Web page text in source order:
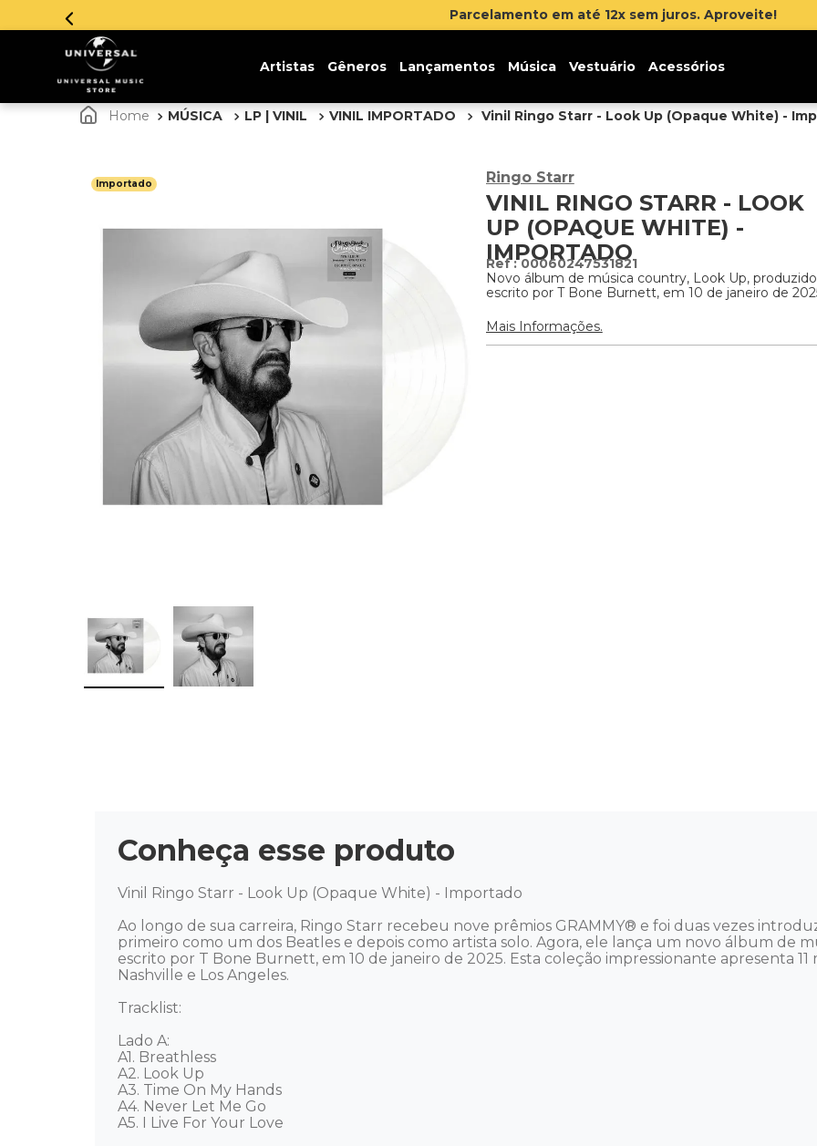
Parcelamento em até 12x sem juros. Aproveite!
Artistas Gêneros Lançamentos Música Vestuário Acessórios
MÚSICA LP | VINIL VINIL IMPORTADO Vinil Ringo Starr - Look Up (Opaque White) -
Importado Ringo Starr
VINIL RINGO STARR - LOOK
UP (OPAQUE WHITE) -
IMPORTADO
:00060247531821
Novo álbum de música country, Look Up,
escrito por T Bone Burnett, em 10 de janeiro de
Mais Informações.
Conheça esse produto
Vinil Ringo Starr - Look Up (Opaque White) - Importado
Ao longo de sua carreira, Ringo Starr recebeu nove prêmios GRAMMY® e foi duas vezes
primeiro como um dos Beatles e depois como artista solo. Agora, ele lança um novo álbum de
escrito por T Bone Burnett, em 10 de janeiro de 2025. Esta coleção impressionante apresenta 11
Nashville e Los Angeles.
Tracklist:
Lado A:
A1. Breathless
A2. Look Up
A3. Time On My Hands
A4. Never Let Me Go
A5. I Live For Your Love